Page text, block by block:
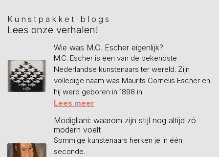
Kunstpakket blogs
Lees onze verhalen!
Wie was M.C. Escher eigenlijk?
M.C. Escher is een van de bekendste
Nederlandse kunstenaars ter wereld. Zijn
volledige naam was Maurits Cornelis Escher en
hij werd geboren in 1898 in
Lees meer
Modigliani: waarom zijn stijl nog altijd zó
modern voelt
Sommige kunstenaars herken je in één
seconde.